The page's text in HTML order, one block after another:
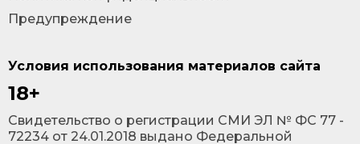
Условия использования материалов сайта
18+
Cвидетельство о регистрации СМИ ЭЛ № ФС 77 -
72234 от 24.01.2018 выдано Федеральной
Предупреждение